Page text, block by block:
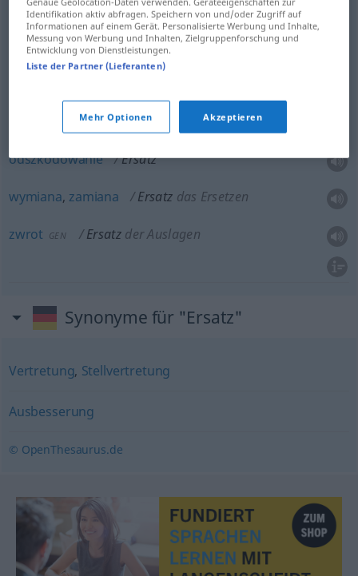
namiastka,surogat Ersatz a.unzulänglich
zastępcam(-czyni) Ersatz Person
rekompensata(fürza AKK ErsatzEntschädigung
odszkodowanie Ersatz
wymiana, zamiana Ersatz das Ersetzen
zwrot GEN Ersatz der Auslagen
Synonyme für "Ersatz"
Vertretung, Stellvertretung
Ausbesserung
© OpenThesaurus.de
Identifikation aktiv abfragen. Speichern von und/oder Zugriff auf
Informationen auf einem Gerät. Personalisierte Werbung und Inhalte,
Messung von Werbung und Inhalten, Zielgruppenforschung und
Entwicklung von Dienstleistungen.
Liste der Partner (Lieferanten)
Mehr Optionen Akzeptieren